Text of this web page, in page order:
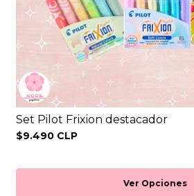
Set Pilot Frixion destacador
$9.490 CLP
Ver Opciones